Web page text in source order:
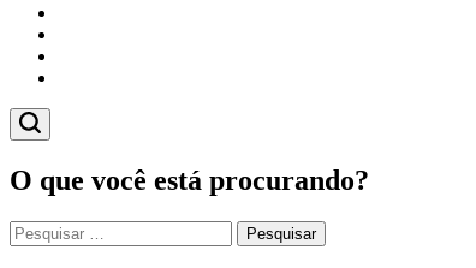
O que você está procurando?